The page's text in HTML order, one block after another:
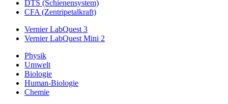
DTS (Schienensystem)
CFA (Zentripetalkraft)
Vernier LabQuest 3
Vernier LabQuest Mini 2
Physik
Umwelt
Biologie
Human-Biologie
Chemie